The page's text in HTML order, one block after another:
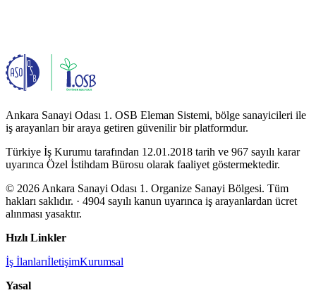
Ankara Sanayi Odası 1. OSB Eleman Sistemi, bölge sanayicileri ile
iş arayanları bir araya getiren güvenilir bir platformdur.
Türkiye İş Kurumu tarafından 12.01.2018 tarih ve 967 sayılı karar
uyarınca Özel İstihdam Bürosu olarak faaliyet göstermektedir.
© 2026 Ankara Sanayi Odası 1. Organize Sanayi Bölgesi. Tüm
hakları saklıdır. · 4904 sayılı kanun uyarınca iş arayanlardan ücret
alınması yasaktır.
Hızlı Linkler
İş İlanlarıİletişimKurumsal
Yasal